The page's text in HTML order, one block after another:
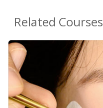
Related Courses